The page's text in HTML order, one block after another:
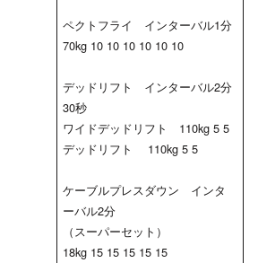
ペクトフライ インターバル1分
70kg 10 10 10 10 10 10
デッドリフト インターバル2分
30秒
ワイドデッドリフト 110kg 5 5
デッドリフト 110kg 5 5
ケーブルプレスダウン インタ
ーバル2分
（スーパーセット）
18kg 15 15 15 15 15